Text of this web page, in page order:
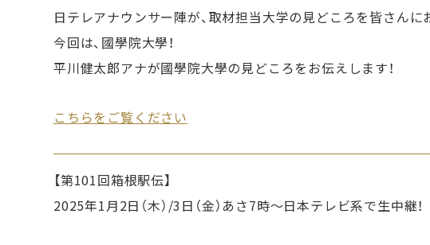
日テレアナウンサー陣が、取材担当大学の見どころを皆さんに
今回は、國學院大學！
平川健太郎アナが國學院大學の見どころをお伝えします！
こちらをご覧ください
【第101回箱根駅伝】
2025年1月2日（木）/3日（金）あさ7時〜日本テレビ系で生中継！